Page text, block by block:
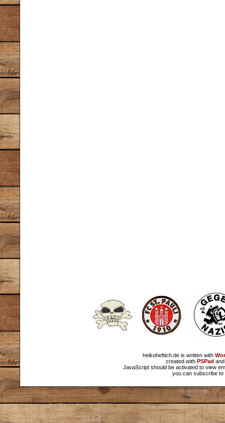
heikoheftich.de is written with
created with PSPad
JavaScript should be activated to view
you can subscribe